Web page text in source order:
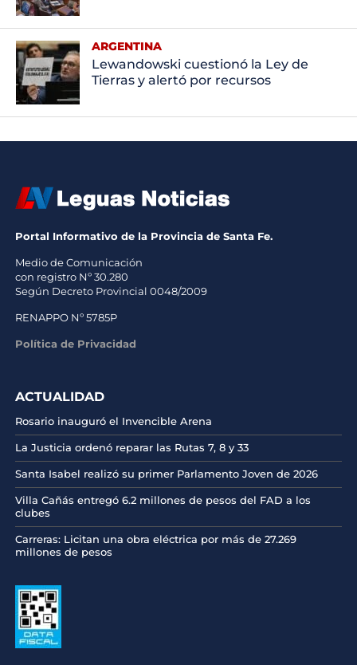
ARGENTINA
Lewandowski cuestionó la Ley de
Tierras y alertó por recursos
Portal Informativo de la Provincia de Santa Fe.
Medio de Comunicación
con registro Nº 30.280
Según Decreto Provincial 0048/2009
RENAPPO Nº 5785P
Política de Privacidad
ACTUALIDAD
Rosario inauguró el Invencible Arena
La Justicia ordenó reparar las Rutas 7, 8 y 33
Santa Isabel realizó su primer Parlamento Joven de 2026
Villa Cañás entregó 6.2 millones de pesos del FAD a los
clubes
Carreras: Licitan una obra eléctrica por más de 27.269
millones de pesos